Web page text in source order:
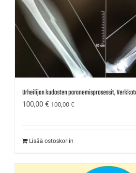
Urheilijan kudosten paranemisprosessit,
100,00 € 100,00 €
Lisää ostoskoriin